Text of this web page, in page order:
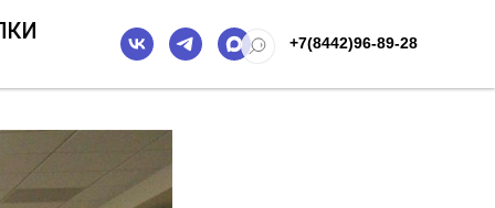
+7(8442)96-89-28